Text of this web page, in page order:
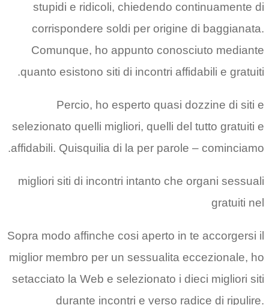
stupidi e ridicoli, chiedendo continuamente di
corrispondere soldi per origine di baggianata.
Comunque, ho appunto conosciuto mediante
quanto esistono siti di incontri affidabili e gratuiti.
Percio, ho esperto quasi dozzine di siti e
selezionato quelli migliori, quelli del tutto gratuiti e
affidabili. Quisquilia di la per parole – cominciamo.
migliori siti di incontri intanto che organi sessuali
gratuiti nel
Sopra modo affinche cosi aperto in te accorgersi il
miglior membro per un sessualita eccezionale, ho
setacciato la Web e selezionato i dieci migliori siti
durante incontri e verso radice di ripulire.